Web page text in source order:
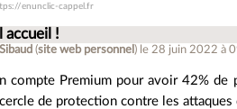
enunclic-cappel.fr
accueil !
(site web personnel ) le 28 juin 2022 à
compte Premium pour avoir 42%
de protection contre les attaques